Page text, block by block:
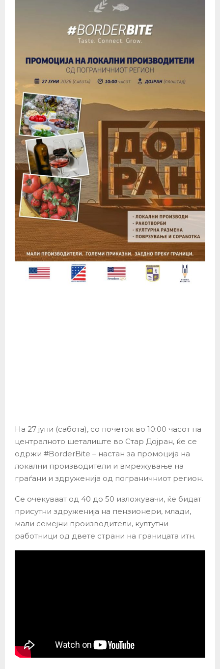
На 27 јуни (сабота), со почеток во 10:00 часот на
централното шеталиште во Стар Дојран, ќе се
одржи #BorderBite – настан за промоција на
локални производители и вмрежување на
граѓани и здруженија од пограничниот регион.
Се очекуваат од 40 до 50 изложувачи, ќе бидат
присутни здруженија на пензионери, млади,
мали семејни производители, култутни
работници од двете страни на границата итн.